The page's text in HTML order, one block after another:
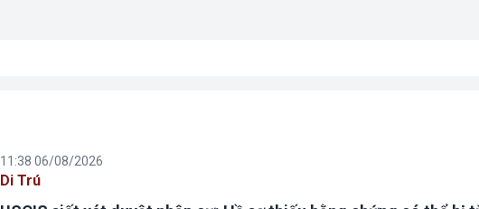
11:38 06/08/2026
Di Trú